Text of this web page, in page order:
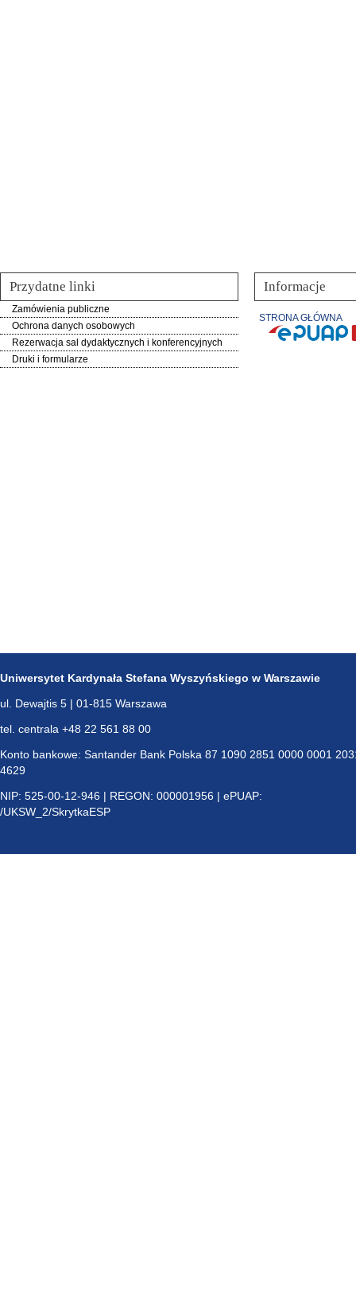
Przydatne linki
Zamówienia publiczne
Ochrona danych osobowych
Rezerwacja sal dydaktycznych i konferencyjnych
Druki i formularze
Informacje
STRONA GŁÓWNA
Uniwersytet Kardynała Stefana Wyszyńskiego w Warszawie
ul. Dewajtis 5 | 01-815 Warszawa
tel. centrala +48 22 561 88 00
Konto bankowe: Santander Bank Polska 87 1090 2851 0000 0001
4629
NIP: 525-00-12-946 | REGON: 000001956 | ePUAP:
/UKSW_2/SkrytkaESP